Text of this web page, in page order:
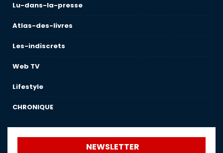
Lu-dans-la-presse
Atlas-des-livres
Les-indiscrets
Web TV
Lifestyle
CHRONIQUE
NEWSLETTER